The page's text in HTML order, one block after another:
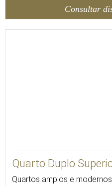
Consultar
Quarto Duplo
Quartos amplos e